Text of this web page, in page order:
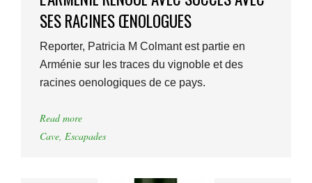
SES RACINES ŒNOLOGUES
Reporter, Patricia M Colmant est partie en
Arménie sur les traces du vignoble et des
racines oenologiques de ce pays.
Read more
Cave, Escapades